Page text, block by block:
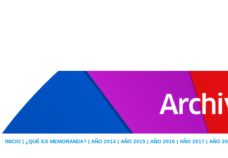
INICIO | ¿QUÉ ES MEMORANDA? | AÑO 2014 | AÑO 2015 | AÑO 2016 | AÑO 2017 | AÑO